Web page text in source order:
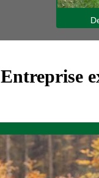
Entreprise